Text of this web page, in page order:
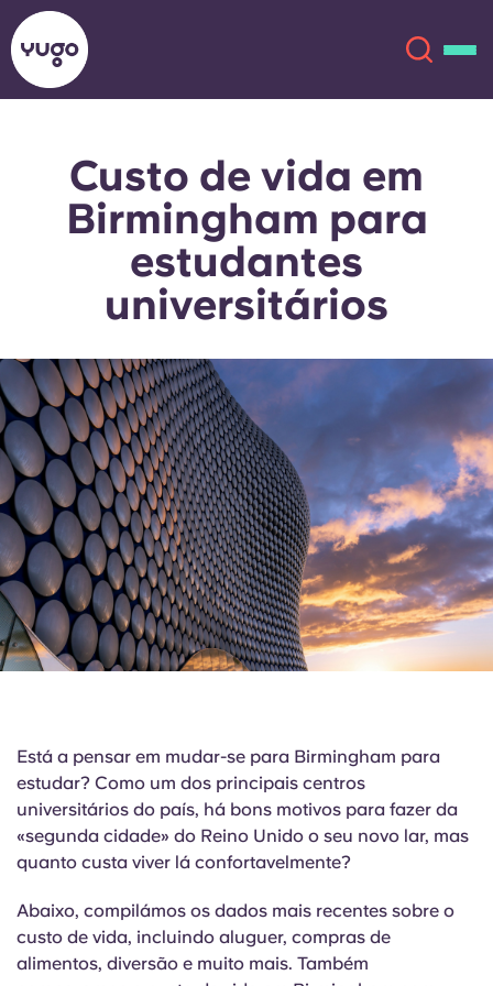
Sobre
Localizações
Conta Língua
English (GB)
English (US)
Chinese
Català
Deutsch
Italian
French
Selecione um país
Selecione uma cidade
Selecione uma residência
Iniciar sessão
Reservar agora
English (GB)
English (US)
Chinese Español
Italian
Portuguese
Custo de vida em
Birmingham para
estudantes
universitários
Está a pensar em mudar-se para Birmingham para
estudar? Como um dos principais centros
universitários do país, há bons motivos para fazer da
«segunda cidade» do Reino Unido o seu novo lar, mas
quanto custa viver lá confortavelmente?
Abaixo, compilámos os dados mais recentes sobre o
custo de vida, incluindo aluguer, compras de
alimentos, diversão e muito mais. Também